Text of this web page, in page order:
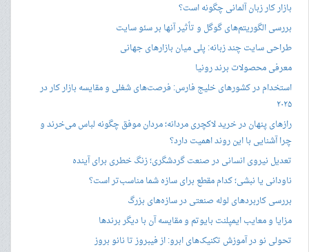
بازار کار زبان آلمانی چگونه است؟
بررسی الگوریتم‌های گوگل و تأثیر آنها بر سئو سایت
طراحی سایت چند زبانه: پلی میان بازارهای جهانی
معرفی محصولات برند رونیا
استخدام در کشورهای خلیج فارس: فرصت‌های شغلی و مقایسه بازار کار در
۲۰۲۵
رازهای پنهان در خرید لاکچری مردانه؛ مردان موفق چگونه لباس می‌خرند و
چرا آشنایی با این روند اهمیت دارد؟
تعدیل نیروی انسانی در صنعت گردشگری؛ زنگ خطری برای آینده
ناودانی یا نبشی؛ کدام مقطع برای سازه شما مناسب‌تر است؟
بررسی کاربردهای لوله صنعتی در سازه‌های بزرگ
مزایا و معایب ایمپلنت بایوتم و مقایسه آن با دیگر برندها
تحولی نو در آموزش تکنیک‌های ابرو: از فیبروز تا نانو بروز